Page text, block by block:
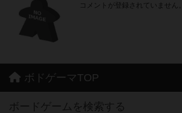
コメントが登録されていません。
ボドゲーマTOP
ボードゲームを検索する